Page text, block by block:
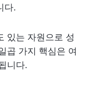
다.
있는 자원으로 성
곱 가지 핵심은 여
니다.